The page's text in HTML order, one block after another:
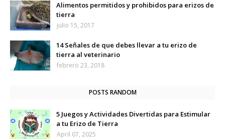
Alimentos permitidos y prohibidos para erizos de
tierra
julio 15, 2017
14 Señales de que debes llevar a tu erizo de
tierra al veterinario
febrero 23, 2018
POSTS RANDOM
5 Juegos y Actividades Divertidas para Estimular
a tu Erizo de Tierra
April 07, 2025